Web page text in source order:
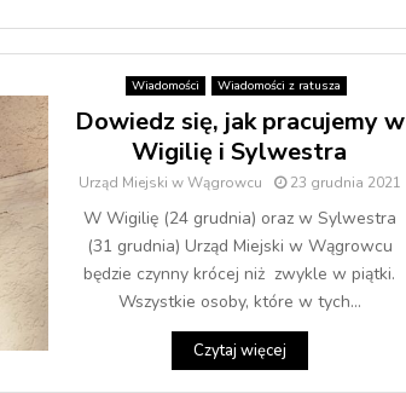
Wiadomości Wiadomości z ratusza
Dowiedz się, jak pracujemy w
Wigilię i Sylwestra
Urząd Miejski w Wągrowcu 23 grudnia 2021
W Wigilię (24 grudnia) oraz w Sylwestra
(31 grudnia) Urząd Miejski w Wągrowcu
będzie czynny krócej niż zwykle w piątki.
Wszystkie osoby, które w tych...
Czytaj więcej